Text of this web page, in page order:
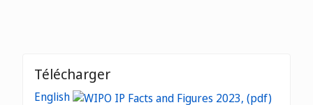
Télécharger
English